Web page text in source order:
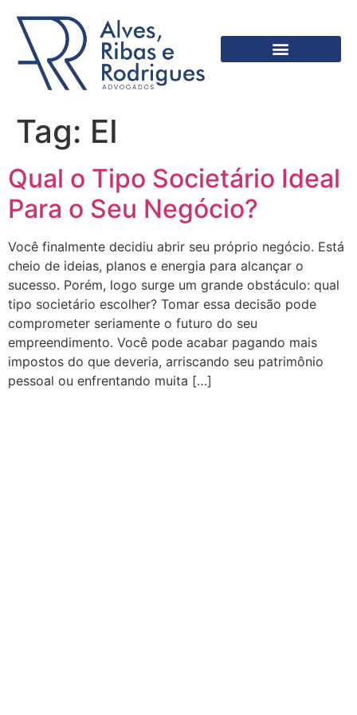
Tag: EI
Qual o Tipo Societário Ideal
Para o Seu Negócio?
Você finalmente decidiu abrir seu próprio negócio. Está
cheio de ideias, planos e energia para alcançar o
sucesso. Porém, logo surge um grande obstáculo: qual
tipo societário escolher? Tomar essa decisão pode
comprometer seriamente o futuro do seu
empreendimento. Você pode acabar pagando mais
impostos do que deveria, arriscando seu patrimônio
pessoal ou enfrentando muita […]